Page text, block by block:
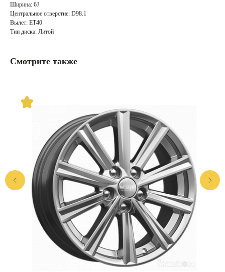
Ширина: 6J
Центральное отверстие: D98.1
Вылет: ET40
Тип диска: Литой
Смотрите также